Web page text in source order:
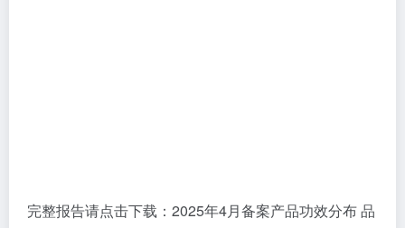
完整报告请点击下载： 2025年4月备案产品功效分布 品